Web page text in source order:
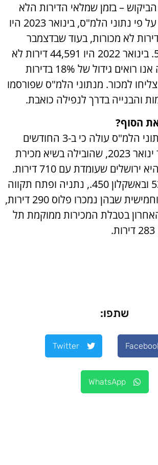
– בזמן שמלאי הדירות הלא
מכורות רק עולה על פי נתוני הלמ"ס, בינואר 2023 היו
כ-52,853 דירות לא מכורות, בעוד שבדצמבר
2023 היו 52,771. בינואר 2022 היו 44,591 דירות לא
מכורות, תוך שנה אנו רואים גידול של 18% בדירות
למכור. מנתוני הלמ"ס שפורסמו
והבנייה בדרך לנפילה כואבת.
הסוף?
על פי סקירה מנתוני הלמ"ס עולה כי ב-3 החודשים
נובמבר 2022 עד ינואר 2023, שהובילה בשיא מכירת
הדירות בישראל היא ירושלים שעומדת עם 710 דירות.
בקרית מלאכי 536 ובאשקלון 450., נתניה ופתח תקווה
מדורגות רביעית וחמישית שבהן נמכרו פלוס 290 דירות,
בטבלת המכירות ממוקמת תל
שתפו:
Twitter
WhatsApp